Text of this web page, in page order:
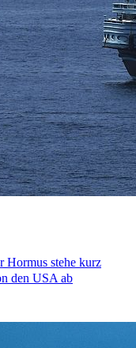
Hormus stehe kurz
den USA ab